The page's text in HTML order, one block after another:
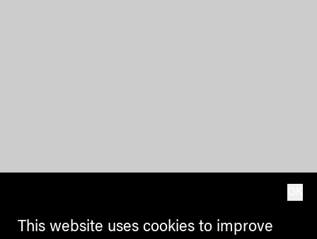
This website uses cookies to improve